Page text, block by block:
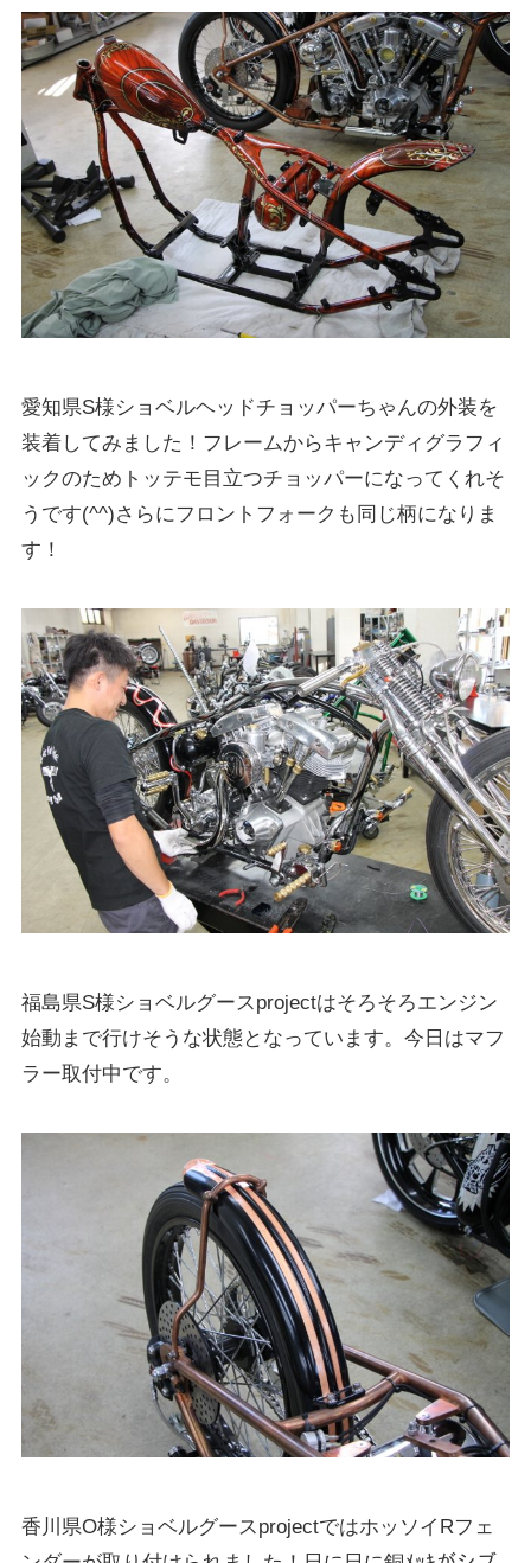
愛知県S様ショベルヘッドチョッパーちゃんの外装を
装着してみました！フレームからキャンディグラフィ
ックのためトッテモ目立つチョッパーになってくれそ
うです(^^)さらにフロントフォークも同じ柄になりま
す！
福島県S様ショベルグースprojectはそろそろエンジン
始動まで行けそうな状態となっています。今日はマフ
ラー取付中です。
香川県O様ショベルグースprojectではホッソイRフェ